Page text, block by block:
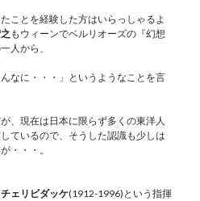
ことを経験した方はいらっしゃるよ
もウィーンでベルリオーズの『幻想
人から、
なに・・・」というようなことを言
、現在は日本に限らず多くの東洋人
ているので、そうした認識も少しは
・・・。
チェリビダッケ(1912-1996)という指揮